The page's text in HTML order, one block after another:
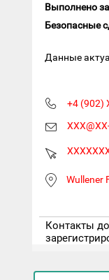
Выполнено
Безопасные
Данные
+4 (902)
Wullener
Контакты